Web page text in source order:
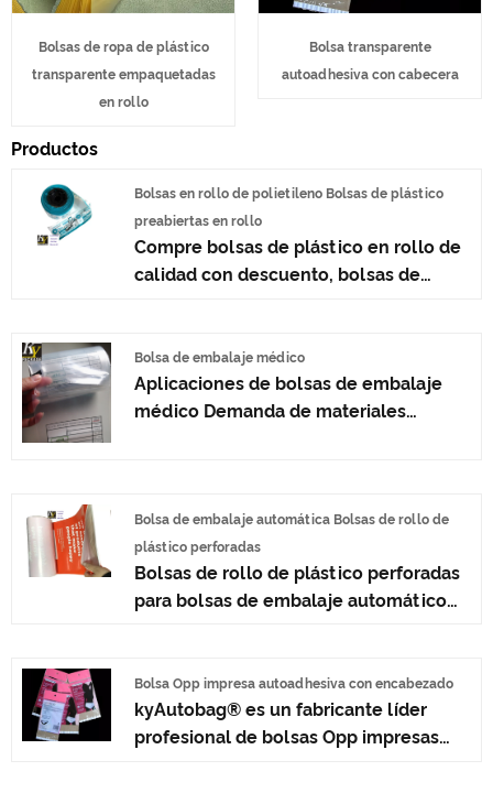
Bolsas de ropa de plástico
transparente empaquetadas
en rollo
Bolsa transparente
autoadhesiva con cabecera
Productos
Bolsas en rollo de polietileno Bolsas de plástico
preabiertas en rollo
Compre bolsas de plástico en rollo de
calidad con descuento, bolsas de
kyAutobag® es un fabricante y
proveedor de bolsas de plástico
preabiertas en rollo de bolsas de
Bolsa de embalaje médico
Aplicaciones de bolsas de embalaje
médico Demanda de materiales
Bolsa de embalaje automática Bolsas de rollo de
plástico perforadas
Bolsas de rollo de plástico perforadas
para bolsas de embalaje automático
y proveedor de bolsas de plástico
perforadas para embalaje automático
en China.
Bolsa Opp impresa autoadhesiva con encabezado
kyAutobag® es un fabricante líder
profesional de bolsas Opp impresas